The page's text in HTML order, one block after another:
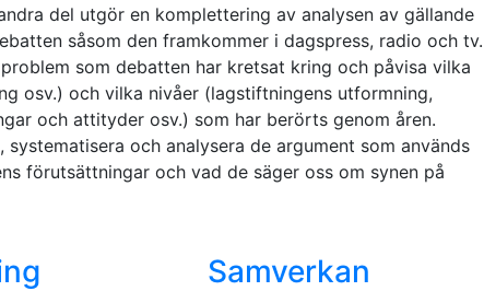
del utgör en komplettering av analysen av gällande
såsom den framkommer i dagspress, radio och tv.
som debatten har kretsat kring och påvisa vilka
osv.) och vilka nivåer (lagstiftningens utformning,
och attityder osv.) som har berörts genom åren.
och analysera de argument som används
förutsättningar och vad de säger oss om synen på
Samverkan